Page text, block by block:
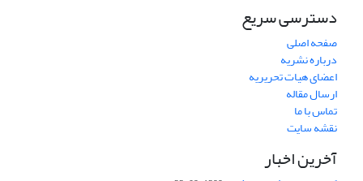
دسترسی سریع
صفحه اصلی
درباره نشریه
اعضای هیات تحریریه
ارسال مقاله
تماس با ما
نقشه سایت
آخرین اخبار